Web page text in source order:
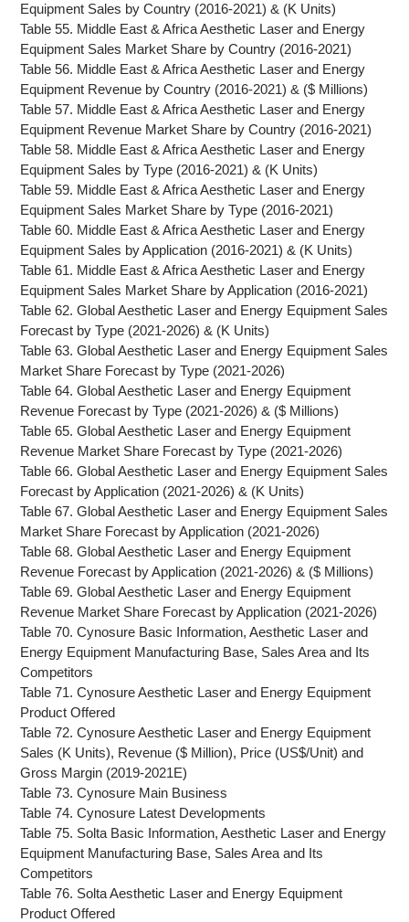
Equipment Sales by Country (2016-2021) & (K Units)
Table 55. Middle East & Africa Aesthetic Laser and Energy
Equipment Sales Market Share by Country (2016-2021)
Table 56. Middle East & Africa Aesthetic Laser and Energy
Equipment Revenue by Country (2016-2021) & ($ Millions)
Table 57. Middle East & Africa Aesthetic Laser and Energy
Equipment Revenue Market Share by Country (2016-2021)
Table 58. Middle East & Africa Aesthetic Laser and Energy
Equipment Sales by Type (2016-2021) & (K Units)
Table 59. Middle East & Africa Aesthetic Laser and Energy
Equipment Sales Market Share by Type (2016-2021)
Table 60. Middle East & Africa Aesthetic Laser and Energy
Equipment Sales by Application (2016-2021) & (K Units)
Table 61. Middle East & Africa Aesthetic Laser and Energy
Equipment Sales Market Share by Application (2016-2021)
Table 62. Global Aesthetic Laser and Energy Equipment Sales
Forecast by Type (2021-2026) & (K Units)
Table 63. Global Aesthetic Laser and Energy Equipment Sales
Market Share Forecast by Type (2021-2026)
Table 64. Global Aesthetic Laser and Energy Equipment
Revenue Forecast by Type (2021-2026) & ($ Millions)
Table 65. Global Aesthetic Laser and Energy Equipment
Revenue Market Share Forecast by Type (2021-2026)
Table 66. Global Aesthetic Laser and Energy Equipment Sales
Forecast by Application (2021-2026) & (K Units)
Table 67. Global Aesthetic Laser and Energy Equipment Sales
Market Share Forecast by Application (2021-2026)
Table 68. Global Aesthetic Laser and Energy Equipment
Revenue Forecast by Application (2021-2026) & ($ Millions)
Table 69. Global Aesthetic Laser and Energy Equipment
Revenue Market Share Forecast by Application (2021-2026)
Table 70. Cynosure Basic Information, Aesthetic Laser and
Energy Equipment Manufacturing Base, Sales Area and Its
Competitors
Table 71. Cynosure Aesthetic Laser and Energy Equipment
Product Offered
Table 72. Cynosure Aesthetic Laser and Energy Equipment
Sales (K Units), Revenue ($ Million), Price (US$/Unit) and
Gross Margin (2019-2021E)
Table 73. Cynosure Main Business
Table 74. Cynosure Latest Developments
Table 75. Solta Basic Information, Aesthetic Laser and Energy
Equipment Manufacturing Base, Sales Area and Its
Competitors
Table 76. Solta Aesthetic Laser and Energy Equipment
Product Offered